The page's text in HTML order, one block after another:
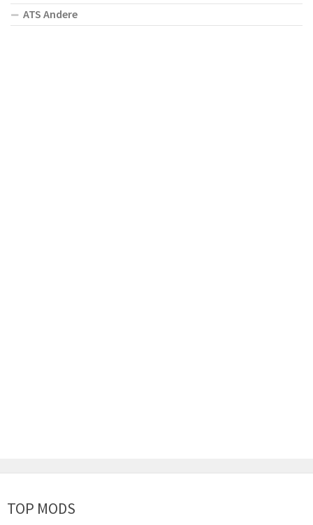
ATS Andere
TOP MODS